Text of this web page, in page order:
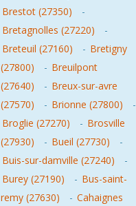
Brestot (27350)
-
Bretagnolles (27220)
-
Breteuil (27160)
- Bretigny
(27800)
- Breuilpont
(27640)
- Breux-sur-avre
(27570)
- Brionne (27800)
-
Broglie (27270)
- Brosville
(27930)
- Bueil (27730)
-
Buis-sur-damville (27240)
-
Burey (27190)
- Bus-saint-
remy (27630)
- Cahaignes